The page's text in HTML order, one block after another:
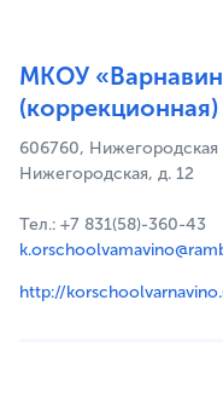
МКОУ
606760, Нижегородская
Нижегородская, д. 12
Тел.: +7 831(58)-360-43
http://